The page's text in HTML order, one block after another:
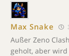
Max Snake
Außer Zeno
geholt, aber